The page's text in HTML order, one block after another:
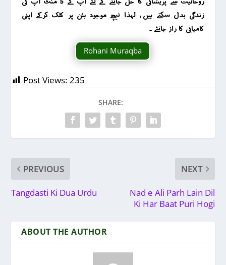
زندگی بدل سکتے ہیں ، لہذا نیچے موجود بٹن پر کلک کرکے اپنی
کامیابی کا راز جانئے ۔
Rohani Muraqba
Post Views: 235
SHARE:
PREVIOUS
Tangdasti Ki Dua Urdu
NEXT
Nad e Ali Parh Lain Dil
Ki Har Baat Puri Hogi
ABOUT THE AUTHOR